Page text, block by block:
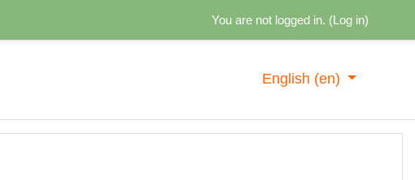
You are not logged in. (Log in)
English ‎(en)‎